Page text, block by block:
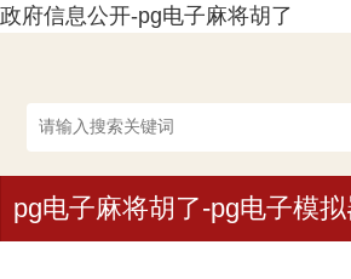
政府信息公开-pg电子麻将胡了
pg电子麻将胡了-pg电子模